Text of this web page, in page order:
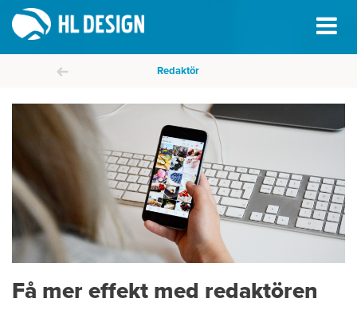
Redaktör
Få mer effekt med redaktören